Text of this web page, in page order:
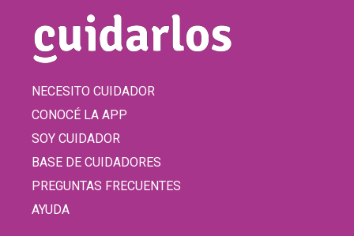
NECESITO CUIDADOR
CONOCÉ LA APP
SOY CUIDADOR
BASE DE CUIDADORES
PREGUNTAS FRECUENTES
AYUDA